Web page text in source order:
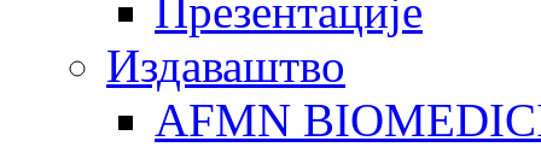
Презентације
Издаваштво
AFMN